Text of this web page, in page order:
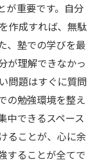
が重要です。自分
作成すれば、無駄
、塾での学びを最
が理解できなかっ
問題はすぐに質問
の勉強環境を整え
中できるスペース
ることが、心に余
することが全てで